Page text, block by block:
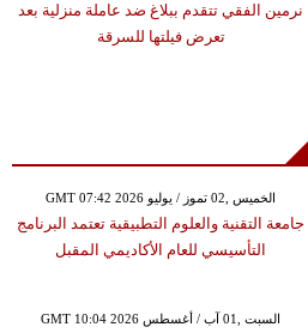
نرمين الفقي تتقدم ببلاغ ضد عاملة منزلية بعد
تعرض فيلتها للسرقة
GMT 07:42 2026 الخميس ,02 تموز / يوليو
جامعة التقنية والعلوم التطبيقية تعتمد البرنامج
التأسيسي للعام الأكاديمي المقبل
GMT 10:04 2026 السبت ,01 آب / أغسطس